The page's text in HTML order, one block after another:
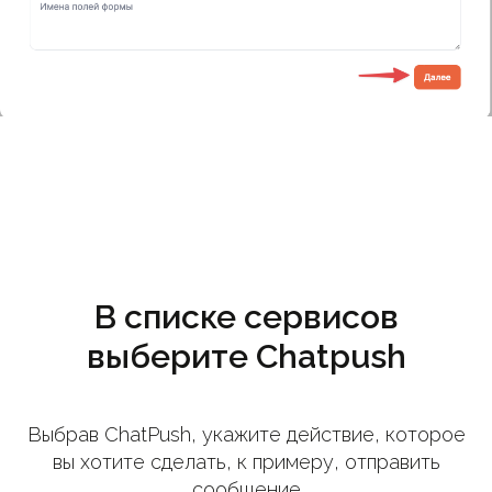
В списке сервисов
выберите Chatpush
Выбрав ChatPush, укажите действие, которое
вы хотите сделать, к примеру, отправить